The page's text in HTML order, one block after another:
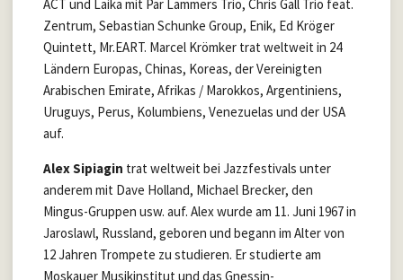
ACT und Laika mit Pär Lammers Trio, Chris Gall Trio feat.
Zentrum, Sebastian Schunke Group, Enik, Ed Kröger
Quintett, Mr.EART. Marcel Krömker trat weltweit in 24
Ländern Europas, Chinas, Koreas, der Vereinigten
Arabischen Emirate, Afrikas / Marokkos, Argentiniens,
Uruguys, Perus, Kolumbiens, Venezuelas und der USA
auf.
Alex Sipiagin trat weltweit bei Jazzfestivals unter
anderem mit Dave Holland, Michael Brecker, den
Mingus-Gruppen usw. auf. Alex wurde am 11. Juni 1967 in
Jaroslawl, Russland, geboren und begann im Alter von
12 Jahren Trompete zu studieren. Er studierte am
Moskauer Musikinstitut und das Gnessin-